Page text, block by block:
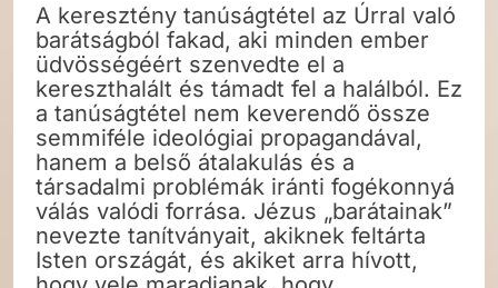
A keresztény tanúságtétel az Úrral való
barátságból fakad, aki minden ember
üdvösségéért szenvedte el a
kereszthalált és támadt fel a halálból. Ez
a tanúságtétel nem keverendő össze
semmiféle ideológiai propagandával,
hanem a belső átalakulás és a
társadalmi problémák iránti fogékonnyá
válás valódi forrása. Jézus „barátainak”
nevezte tanítványait, akiknek feltárta
Isten országát, és akiket arra hívott,